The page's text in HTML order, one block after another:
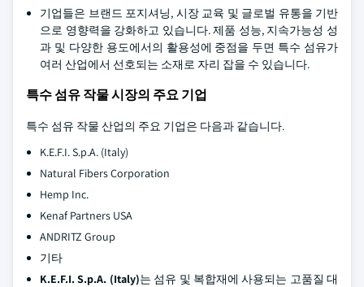
기업들은 브랜드 포지셔닝, 시장 교육 및 글로벌 유통을 기반
으로 영향력을 강화하고 있습니다. 제품 성능, 지속가능성 성
과 및 다양한 용도에서의 활용성에 중점을 두면 특수 섬유가
여러 산업에서 선호되는 소재로 자리 잡을 수 있습니다.
특수 섬유 작물 시장의 주요 기업
특수 섬유 작물 산업의 주요 기업은 다음과 같습니다.
K.E.F.I. S.p.A. (Italy)
Natural Fibers Corporation
Hemp Inc.
Kenaf Partners USA
ANDRITZ Group
기타
K.E.F.I. S.p.A. (Italy)는 섬유 및 복합재에 사용되는 고품질 대